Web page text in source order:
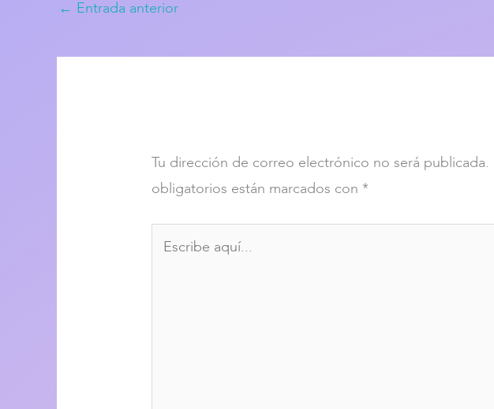
← Entrada anterior
Tu dirección de correo electrónico no será publicada.
obligatorios están marcados con *